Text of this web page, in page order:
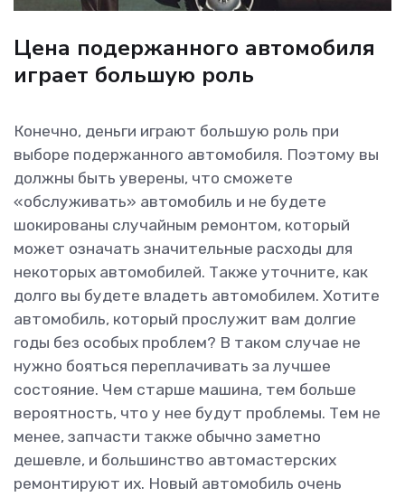
Цена подержанного автомобиля
играет большую роль
Конечно, деньги играют большую роль при
выборе подержанного автомобиля. Поэтому вы
должны быть уверены, что сможете
«обслуживать» автомобиль и не будете
шокированы случайным ремонтом, который
может означать значительные расходы для
некоторых автомобилей. Также уточните, как
долго вы будете владеть автомобилем. Хотите
автомобиль, который прослужит вам долгие
годы без особых проблем? В таком случае не
нужно бояться переплачивать за лучшее
состояние. Чем старше машина, тем больше
вероятность, что у нее будут проблемы. Тем не
менее, запчасти также обычно заметно
дешевле, и большинство автомастерских
ремонтируют их. Новый автомобиль очень